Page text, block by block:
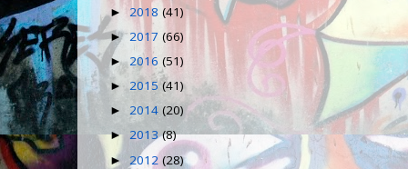
► 2018 (41)
►2017 (66)
►2016 (51)
► 2015(41)
► 2014(20)
► 2013(8)
► 2012 (28)